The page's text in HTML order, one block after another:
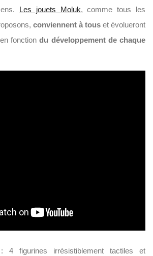
Les jouets Moluk, comme tous les
conviennent à tous et évolueront
fonctiondu développement de chaque
4 figurines irrésistiblement tactiles et